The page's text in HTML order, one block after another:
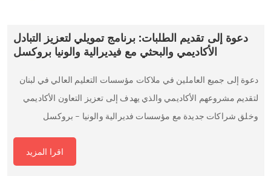
دعوة إلى تقديم الطلبات: برنامج تمويلي لتعزيز التبادل
الأكاديمي والبحثي مع فيديرالية والونيا بروكسل
دعوة إلى جميع العاملين في ملاكات مؤسسات التعليم العالي في لبنان
لتقديم مشروعهم الأكاديمي والذي يهدف إلى تعزيز التعاون الأكاديمي
وخلق شراكات جديدة مع مؤسسات فديرالية والونيا – بروكسل
اقرا المزيد